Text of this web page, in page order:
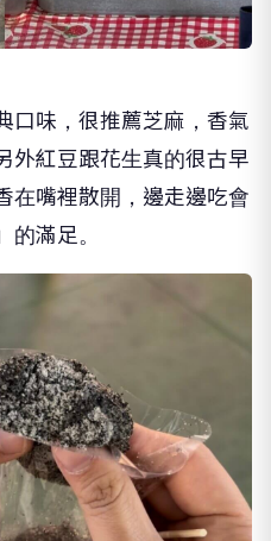
口味，很推薦芝麻，香氣
外紅豆跟花生真的很古早
在嘴裡散開，邊走邊吃會
滿足。